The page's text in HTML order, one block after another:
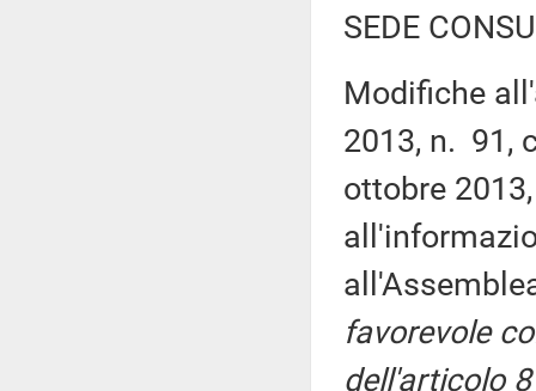
SEDE
Modifiche
2013, n. 91,
ottobre
favorevole
dell'articolo